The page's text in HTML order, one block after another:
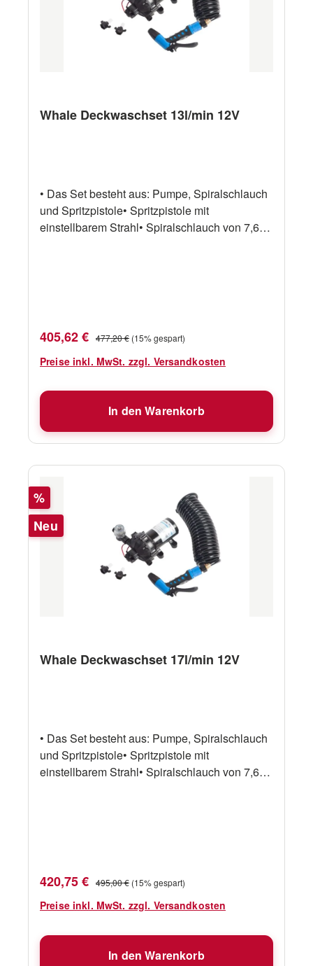
Whale Deckwaschset 13l/min 12V
• Das Set besteht aus: Pumpe, Spiralschlauch
und Spritzpistole• Spritzpistole mit
einstellbarem Strahl• Spiralschlauch von 7,6
Verkaufspreis:
405,62 € Regulärer Preis:
477,20 € (15% gespart)
Preise inkl. MwSt. zzgl. Versandkosten
In den Warenkorb
Rabatt
%
Neu
Whale Deckwaschset 17l/min 12V
• Das Set besteht aus: Pumpe, Spiralschlauch
und Spritzpistole• Spritzpistole mit
einstellbarem Strahl• Spiralschlauch von 7,6
Verkaufspreis:
420,75 € Regulärer Preis:
495,00 € (15% gespart)
Preise inkl. MwSt. zzgl. Versandkosten
In den Warenkorb